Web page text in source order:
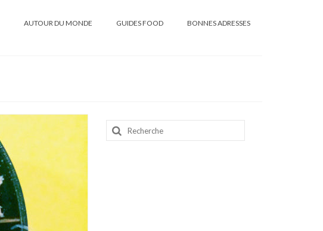
AUTOUR DU MONDE GUIDES FOOD BONNES ADRESSES
Rechercher
: